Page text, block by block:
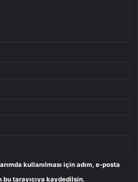
kullanılması için adım, e-posta
tarayıcıya kaydedilsin.